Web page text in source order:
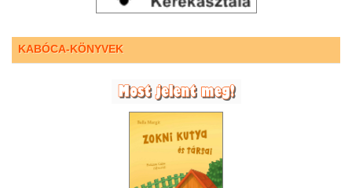
KABÓCA-KÖNYVEK